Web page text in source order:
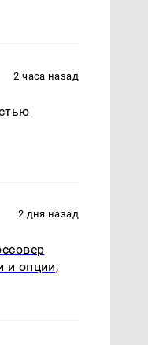
2 часа назад
2 дня назад
и опции,